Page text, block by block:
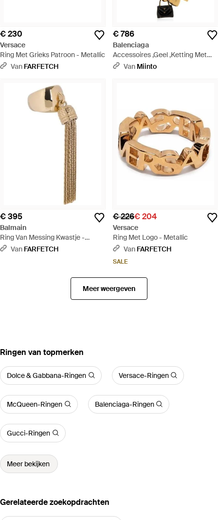
€ 230
Versace
Ring Met Grieks Patroon - Metallic
Van FARFETCH
€ 786
Balenciaga
Accessoires ,Geel ,Ketting Met
Bedels - Metallic
Van Miinto
€ 395
Balmain
Ring Van Messing Kwastje -
Metallic
Van FARFETCH
€ 226€ 204
Versace
Ring Met Logo - Metallic
Van FARFETCH
SALE
Meer weergeven
‪Ringen‬ van topmerken
Dolce & Gabbana-Ringen Versace-Ringen
McQueen-Ringen Balenciaga-Ringen
Gucci-Ringen
Meer bekijken
Gerelateerde zoekopdrachten